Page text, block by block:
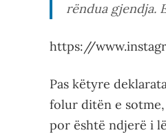
rëndua gjendja.
https://
Pas këtyre
folur ditën e
por është ndjerë i